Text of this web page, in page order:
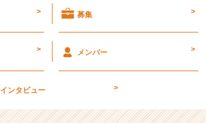
動
会
社
> 募集 >
> メンバー >
インタビュー >